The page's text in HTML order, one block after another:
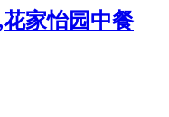
家怡园中餐